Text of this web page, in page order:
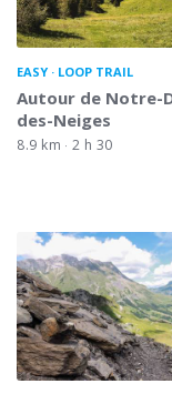
EASY LOOP TRAIL
Autour de Notre-
des-Neiges
8.9 km 2 h 30